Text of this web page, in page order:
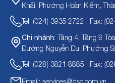
Khải, Phường Hoàn Kiếm,
Tel: (024) 3935 2722 | Fax:
Chi nhánh: Tầng 4, Tầng 9
Đường Nguyễn Du, Phường
Tel: (028) 3821 8885 | Fax:
Email: services@bsc.com.vn